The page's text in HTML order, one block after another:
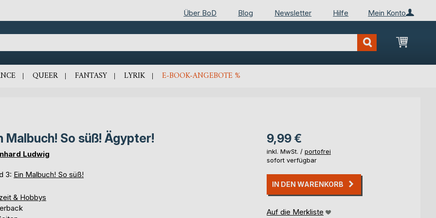
Mein Konto
Über BoD Blog Newsletter Hilfe
Mein
QUEER FANTASY LYRIK E-BOOK-ANGEBOTE %
Malbuch! So süß! Ägypter!
Ludwig
3: Ein Malbuch! So süß!
& Hobbys
9,99 €
inkl. MwSt. / portofrei
sofort verfügbar
IN DEN WARENKORB
Auf die Merkliste